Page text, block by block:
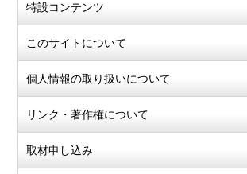
特設コンテンツ
このサイトについて
個人情報の取り扱いについて
リンク・著作権について
取材申し込み